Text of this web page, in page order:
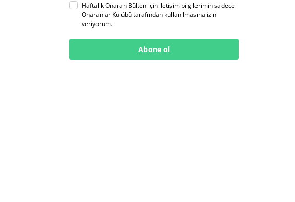
Haftalık Onaran Bülten için iletişim bilgilerimin sadece
Onaranlar Kulübü tarafından kullanılmasına izin
veriyorum.
Abone ol